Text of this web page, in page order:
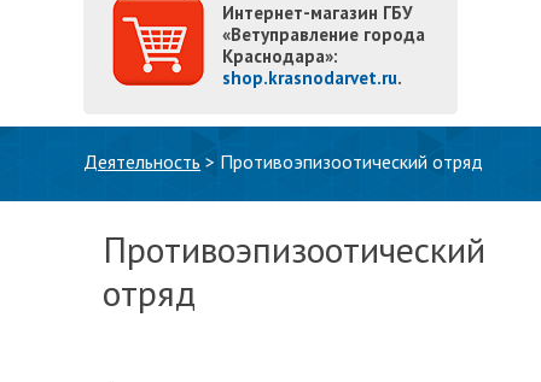
Интернет-магазин ГБУ
«Ветуправление города
Краснодара»:
shop.krasnodarvet.ru.
Деятельность > Противоэпизоотический отряд
Противоэпизоотический
отряд